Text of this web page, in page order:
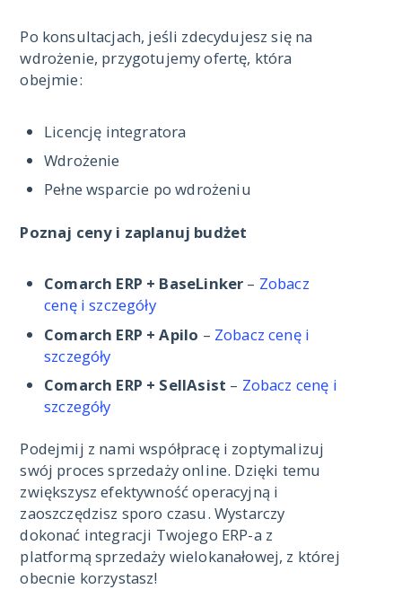
Po konsultacjach, jeśli zdecydujesz się na
wdrożenie, przygotujemy ofertę, która
obejmie:
Licencję integratora
Wdrożenie
Pełne wsparcie po wdrożeniu
Poznaj ceny i zaplanuj budżet
Comarch ERP + BaseLinker – Zobacz
cenę i szczegóły
Comarch ERP + Apilo – Zobacz cenę i
szczegóły
Comarch ERP + SellAsist – Zobacz cenę i
szczegóły
Podejmij z nami współpracę i zoptymalizuj
swój proces sprzedaży online. Dzięki temu
zwiększysz efektywność operacyjną i
zaoszczędzisz sporo czasu. Wystarczy
dokonać integracji Twojego ERP-a z
platformą sprzedaży wielokanałowej, z której
obecnie korzystasz!